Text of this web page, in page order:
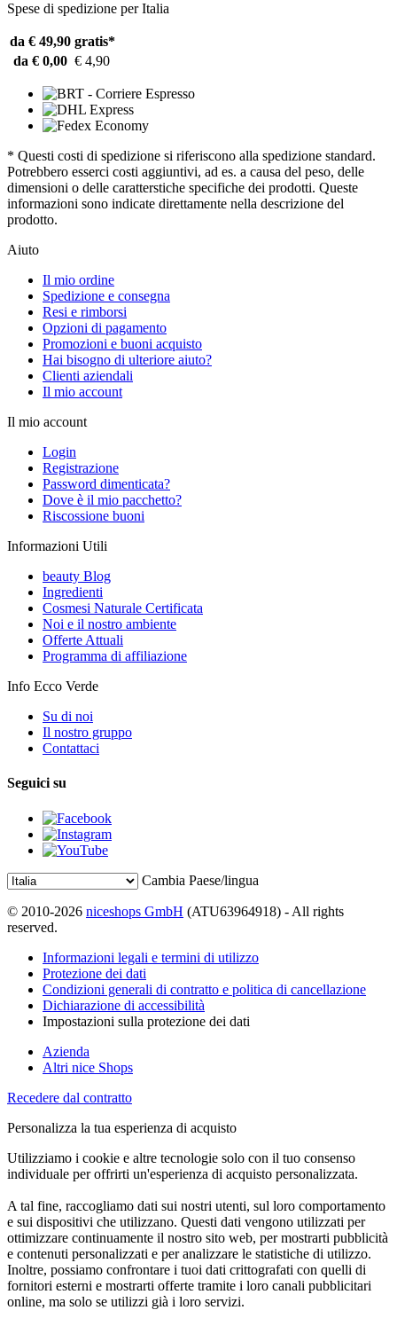
Spese di spedizione per Italia
da € 49,90 gratis*
da € 0,00 € 4,90
* Questi costi di spedizione si riferiscono alla spedizione standard.
Potrebbero esserci costi aggiuntivi, ad es. a causa del peso, delle
dimensioni o delle caratterstiche specifiche dei prodotti. Queste
informazioni sono indicate direttamente nella descrizione del
prodotto.
Aiuto
Il mio ordine
Spedizione e consegna
Resi e rimborsi
Opzioni di pagamento
Promozioni e buoni acquisto
Hai bisogno di ulteriore aiuto?
Clienti aziendali
Il mio account
Il mio account
Login
Registrazione
Password dimenticata?
Dove è il mio pacchetto?
Riscossione buoni
Informazioni Utili
beauty Blog
Ingredienti
Cosmesi Naturale Certificata
Noi e il nostro ambiente
Offerte Attuali
Programma di affiliazione
Info Ecco Verde
Su di noi
Il nostro gruppo
Contattaci
Seguici su
Cambia Paese/lingua
© 2010-2026 niceshops GmbH (ATU63964918) - All rights
reserved.
Informazioni legali e termini di utilizzo
Protezione dei dati
Condizioni generali di contratto e politica di cancellazione
Dichiarazione di accessibilità
Impostazioni sulla protezione dei dati
Azienda
Altri nice Shops
Recedere dal contratto
Personalizza la tua esperienza di acquisto
Utilizziamo i cookie e altre tecnologie solo con il tuo consenso
individuale per offrirti un'esperienza di acquisto personalizzata.
A tal fine, raccogliamo dati sui nostri utenti, sul loro comportamento
e sui dispositivi che utilizzano. Questi dati vengono utilizzati per
ottimizzare continuamente il nostro sito web, per mostrarti pubblicità
e contenuti personalizzati e per analizzare le statistiche di utilizzo.
Inoltre, possiamo confrontare i tuoi dati crittografati con quelli di
fornitori esterni e mostrarti offerte tramite i loro canali pubblicitari
online, ma solo se utilizzi già i loro servizi.